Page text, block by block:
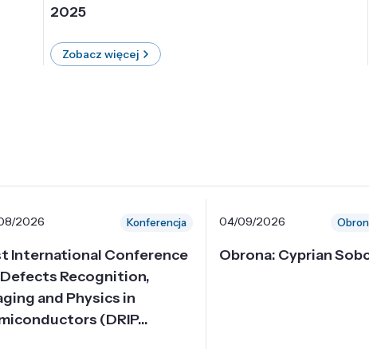
2025
Zobacz więcej
2026 Konferencja
International Conference
Recognition,
and Physics in
(DRIP...
04/09/2026
Obrona: Cyprian